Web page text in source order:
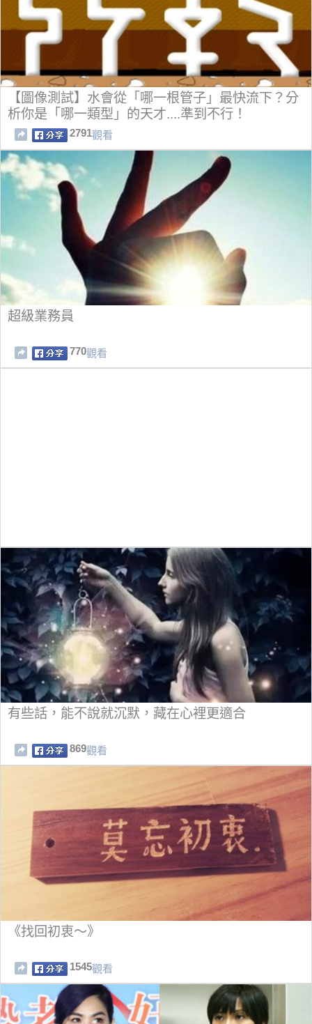
【圖像測試】水會從「哪一根管子」最快流下？分
析你是「哪一類型」的天才....準到不行！
2791觀看
超級業務員
770觀看
有些話，能不說就沉默，藏在心裡更適合
869觀看
《找回初衷～》
1545觀看